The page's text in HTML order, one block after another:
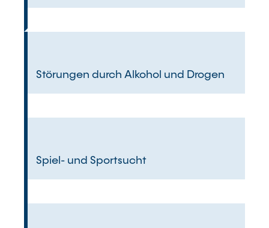
Störungen durch Alkohol und Drogen
Spiel- und Sportsucht